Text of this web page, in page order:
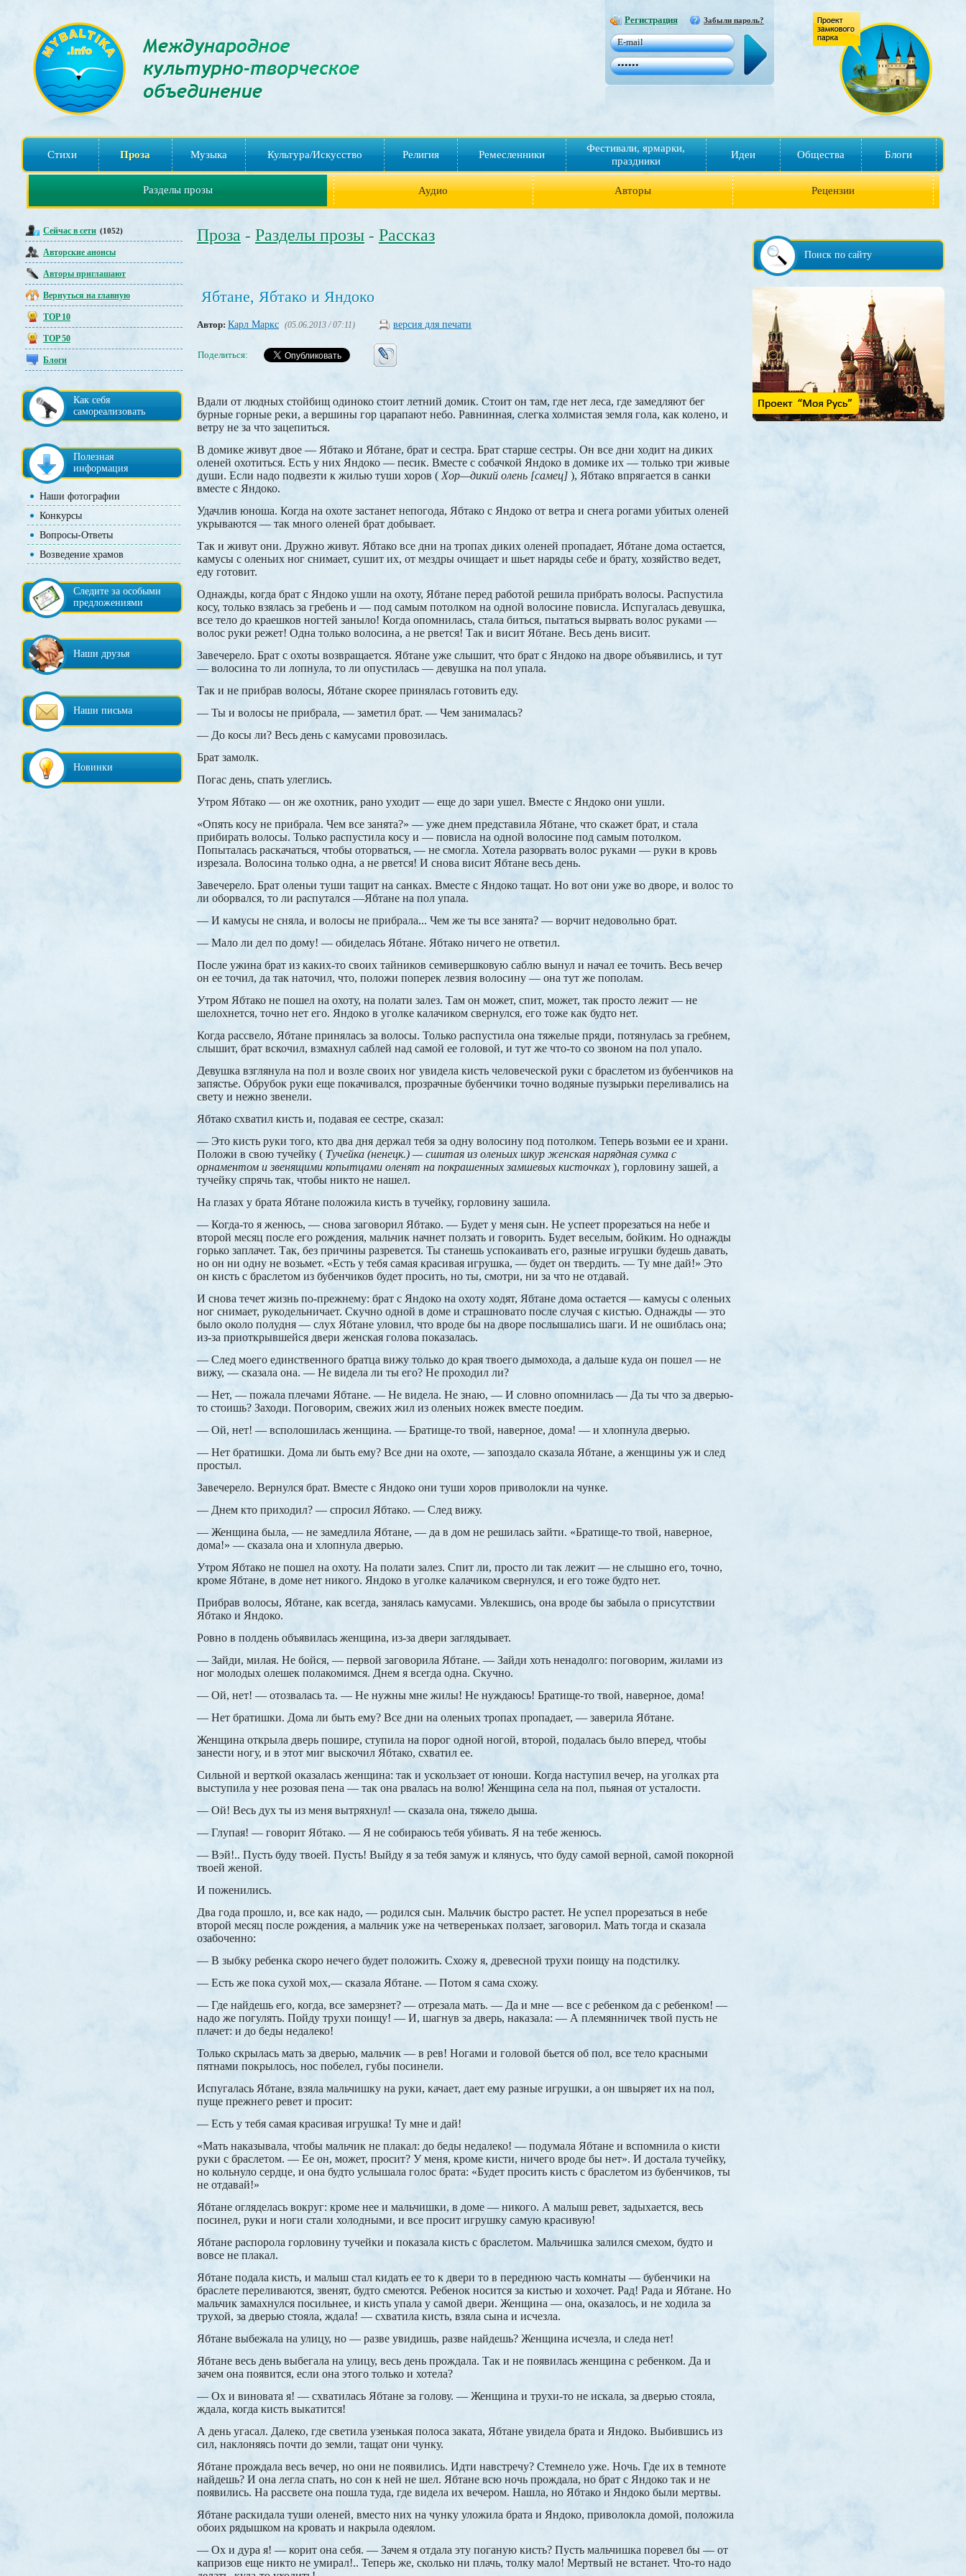
Регистрация Забыли пароль?
Стихи Проза Музыка Культура/Искусство Религия Ремесленники
Фестивали, ярмарки,
праздники
Идеи Общества Блоги
Разделы прозы Аудио Авторы Рецензии
Сейчас в сети (1052)
Авторские анонсы
Авторы приглашают
Вернуться на главную
TOP 10
TOP 50
Блоги
Как себя
самореализовать
Полезная
информация
Наши фотографии
Конкурсы
Вопросы-Ответы
Возведение храмов
Следите за особыми
предложениями
Наши друзья
Наши письма
Новинки
Поиск по сайту
Проза - Разделы прозы - Рассказ
Ябтане, Ябтако и Яндоко
Автор: Карл Маркс (05.06.2013 / 07:11) версия для печати
Поделиться:
Вдали от людных стойбищ одиноко стоит летний домик. Стоит он там, где нет леса, где замедляют бег
бурные горные реки, а вершины гор царапают небо. Равнинная, слегка холмистая земля гола, как колено, и
ветру не за что зацепиться.
В домике живут двое — Ябтако и Ябтане, брат и сестра. Брат старше сестры. Он все дни ходит на диких
оленей охотиться. Есть у них Яндоко — песик. Вместе с собачкой Яндоко в домике их — только три живые
души. Если надо подвезти к жилью туши хоров (Хор—дикий олень [самец] ), Ябтако впрягается в санки
вместе с Яндоко.
Удачлив юноша. Когда на охоте застанет непогода, Ябтако с Яндоко от ветра и снега рогами убитых оленей
укрываются — так много оленей брат добывает.
Так и живут они. Дружно живут. Ябтако все дни на тропах диких оленей пропадает, Ябтане дома остается,
камусы с оленьих ног снимает, сушит их, от мездры очищает и шьет наряды себе и брату, хозяйство ведет,
еду готовит.
Однажды, когда брат с Яндоко ушли на охоту, Ябтане перед работой решила прибрать волосы. Распустила
косу, только взялась за гребень и — под самым потолком на одной волосине повисла. Испугалась девушка,
все тело до краешков ногтей заныло! Когда опомнилась, стала биться, пытаться вырвать волос руками —
волос руки режет! Одна только волосина, а не рвется! Так и висит Ябтане. Весь день висит.
Завечерело. Брат с охоты возвращается. Ябтане уже слышит, что брат с Яндоко на дворе объявились, и тут
— волосина то ли лопнула, то ли опустилась — девушка на пол упала.
Так и не прибрав волосы, Ябтане скорее принялась готовить еду.
— Ты и волосы не прибрала, — заметил брат. — Чем занималась?
— До косы ли? Весь день с камусами провозилась.
Брат замолк.
Погас день, спать улеглись.
Утром Ябтако — он же охотник, рано уходит — еще до зари ушел. Вместе с Яндоко они ушли.
«Опять косу не прибрала. Чем все занята?» — уже днем представила Ябтане, что скажет брат, и стала
прибирать волосы. Только распустила косу и — повисла на одной волосине под самым потолком.
Попыталась раскачаться, чтобы оторваться, — не смогла. Хотела разорвать волос руками — руки в кровь
изрезала. Волосина только одна, а не рвется! И снова висит Ябтане весь день.
Завечерело. Брат оленьи туши тащит на санках. Вместе с Яндоко тащат. Но вот они уже во дворе, и волос то
ли оборвался, то ли распутался —Ябтане на пол упала.
— И камусы не сняла, и волосы не прибрала... Чем же ты все занята? — ворчит недовольно брат.
— Мало ли дел по дому! — обиделась Ябтане. Ябтако ничего не ответил.
После ужина брат из каких-то своих тайников семивершковую саблю вынул и начал ее точить. Весь вечер
он ее точил, да так наточил, что, положи поперек лезвия волосину — она тут же пополам.
Утром Ябтако не пошел на охоту, на полати залез. Там он может, спит, может, так просто лежит — не
шелохнется, точно нет его. Яндоко в уголке калачиком свернулся, его тоже как будто нет.
Когда рассвело, Ябтане принялась за волосы. Только распустила она тяжелые пряди, потянулась за гребнем,
слышит, брат вскочил, взмахнул саблей над самой ее головой, и тут же что-то со звоном на пол упало.
Девушка взглянула на пол и возле своих ног увидела кисть человеческой руки с браслетом из бубенчиков на
запястье. Обрубок руки еще покачивался, прозрачные бубенчики точно водяные пузырьки переливались на
свету и нежно звенели.
Ябтако схватил кисть и, подавая ее сестре, сказал:
— Это кисть руки того, кто два дня держал тебя за одну волосину под потолком. Теперь возьми ее и храни.
Положи в свою тучейку ( Тучейка (ненецк.) — сшитая из оленьих шкур женская нарядная сумка с
орнаментом и звенящими копытцами оленят на покрашенных замшевых кисточках ), горловину зашей, а
тучейку спрячь так, чтобы никто не нашел.
На глазах у брата Ябтане положила кисть в тучейку, горловину зашила.
— Когда-то я женюсь, — снова заговорил Ябтако. — Будет у меня сын. Не успеет прорезаться на небе и
второй месяц после его рождения, мальчик начнет ползать и говорить. Будет веселым, бойким. Но однажды
горько заплачет. Так, без причины разревется. Ты станешь успокаивать его, разные игрушки будешь давать,
но он ни одну не возьмет. «Есть у тебя самая красивая игрушка, — будет он твердить. — Ту мне дай!» Это
он кисть с браслетом из бубенчиков будет просить, но ты, смотри, ни за что не отдавай.
И снова течет жизнь по-прежнему: брат с Яндоко на охоту ходят, Ябтане дома остается — камусы с оленьих
ног снимает, рукодельничает. Скучно одной в доме и страшновато после случая с кистью. Однажды — это
было около полудня — слух Ябтане уловил, что вроде бы на дворе послышались шаги. И не ошиблась она;
из-за приоткрывшейся двери женская голова показалась.
— След моего единственного братца вижу только до края твоего дымохода, а дальше куда он пошел — не
вижу, — сказала она. — Не видела ли ты его? Не проходил ли?
— Нет, — пожала плечами Ябтане. — Не видела. Не знаю, — И словно опомнилась — Да ты что за дверью-
то стоишь? Заходи. Поговорим, свежих жил из оленьих ножек вместе поедим.
— Ой, нет! — всполошилась женщина. — Братище-то твой, наверное, дома! — и хлопнула дверью.
— Нет братишки. Дома ли быть ему? Все дни на охоте, — запоздало сказала Ябтане, а женщины уж и след
простыл.
Завечерело. Вернулся брат. Вместе с Яндоко они туши хоров приволокли на чунке.
— Днем кто приходил? — спросил Ябтако. — След вижу.
— Женщина была, — не замедлила Ябтане, — да в дом не решилась зайти. «Братище-то твой, наверное,
дома!» — сказала она и хлопнула дверью.
Утром Ябтако не пошел на охоту. На полати залез. Спит ли, просто ли так лежит — не слышно его, точно,
кроме Ябтане, в доме нет никого. Яндоко в уголке калачиком свернулся, и его тоже будто нет.
Прибрав волосы, Ябтане, как всегда, занялась камусами. Увлекшись, она вроде бы забыла о присутствии
Ябтако и Яндоко.
Ровно в полдень объявилась женщина, из-за двери заглядывает.
— Зайди, милая. Не бойся, — первой заговорила Ябтане. — Зайди хоть ненадолго: поговорим, жилами из
ног молодых олешек полакомимся. Днем я всегда одна. Скучно.
— Ой, нет! — отозвалась та. — Не нужны мне жилы! Не нуждаюсь! Братище-то твой, наверное, дома!
— Нет братишки. Дома ли быть ему? Все дни на оленьих тропах пропадает, — заверила Ябтане.
Женщина открыла дверь пошире, ступила на порог одной ногой, второй, подалась было вперед, чтобы
занести ногу, и в этот миг выскочил Ябтако, схватил ее.
Сильной и верткой оказалась женщина: так и ускользает от юноши. Когда наступил вечер, на уголках рта
выступила у нее розовая пена — так она рвалась на волю! Женщина села на пол, пьяная от усталости.
— Ой! Весь дух ты из меня вытряхнул! — сказала она, тяжело дыша.
— Глупая! — говорит Ябтако. — Я не собираюсь тебя убивать. Я на тебе женюсь.
— Вэй!.. Пусть буду твоей. Пусть! Выйду я за тебя замуж и клянусь, что буду самой верной, самой покорной
твоей женой.
И поженились.
Два года прошло, и, все как надо, — родился сын. Мальчик быстро растет. Не успел прорезаться в небе
второй месяц после рождения, а мальчик уже на четвереньках ползает, заговорил. Мать тогда и сказала
озабоченно:
— В зыбку ребенка скоро нечего будет положить. Схожу я, древесной трухи поищу на подстилку.
— Есть же пока сухой мох,— сказала Ябтане. — Потом я сама схожу.
— Где найдешь его, когда, все замерзнет? — отрезала мать. — Да и мне — все с ребенком да с ребенком! —
надо же погулять. Пойду трухи поищу! — И, шагнув за дверь, наказала: — А племянничек твой пусть не
плачет: и до беды недалеко!
Только скрылась мать за дверью, мальчик — в рев! Ногами и головой бьется об пол, все тело красными
пятнами покрылось, нос побелел, губы посинели.
Испугалась Ябтане, взяла мальчишку на руки, качает, дает ему разные игрушки, а он швыряет их на пол,
пуще прежнего ревет и просит:
— Есть у тебя самая красивая игрушка! Ту мне и дай!
«Мать наказывала, чтобы мальчик не плакал: до беды недалеко! — подумала Ябтане и вспомнила о кисти
руки с браслетом. — Ее он, может, просит? У меня, кроме кисти, ничего вроде бы нет». И достала тучейку,
но кольнуло сердце, и она будто услышала голос брата: «Будет просить кисть с браслетом из бубенчиков, ты
не отдавай!»
Ябтане огляделась вокруг: кроме нее и мальчишки, в доме — никого. А малыш ревет, задыхается, весь
посинел, руки и ноги стали холодными, и все просит игрушку самую красивую!
Ябтане распорола горловину тучейки и показала кисть с браслетом. Мальчишка залился смехом, будто и
вовсе не плакал.
Ябтане подала кисть, и малыш стал кидать ее то к двери то в переднюю часть комнаты — бубенчики на
браслете переливаются, звенят, будто смеются. Ребенок носится за кистью и хохочет. Рад! Рада и Ябтане. Но
мальчик замахнулся посильнее, и кисть упала у самой двери. Женщина — она, оказалось, и не ходила за
трухой, за дверью стояла, ждала! — схватила кисть, взяла сына и исчезла.
Ябтане выбежала на улицу, но — разве увидишь, разве найдешь? Женщина исчезла, и следа нет!
Ябтане весь день выбегала на улицу, весь день прождала. Так и не появилась женщина с ребенком. Да и
зачем она появится, если она этого только и хотела?
— Ох и виновата я! — схватилась Ябтане за голову. — Женщина и трухи-то не искала, за дверью стояла,
ждала, когда кисть выкатится!
А день угасал. Далеко, где светила узенькая полоса заката, Ябтане увидела брата и Яндоко. Выбившись из
сил, наклоняясь почти до земли, тащат они чунку.
Ябтане прождала весь вечер, но они не появились. Идти навстречу? Стемнело уже. Ночь. Где их в темноте
найдешь? И она легла спать, но сон к ней не шел. Ябтане всю ночь прождала, но брат с Яндоко так и не
появились. На рассвете она пошла туда, где видела их вечером. Нашла, но Ябтако и Яндоко были мертвы.
Ябтане раскидала туши оленей, вместо них на чунку уложила брата и Яндоко, приволокла домой, положила
обоих рядышком на кровать и накрыла одеялом.
— Ох и дура я! — корит она себя. — Зачем я отдала эту поганую кисть? Пусть мальчишка поревел бы — от
капризов еще никто не умирал!.. Теперь же, сколько ни плачь, толку мало! Мертвый не встанет. Что-то надо